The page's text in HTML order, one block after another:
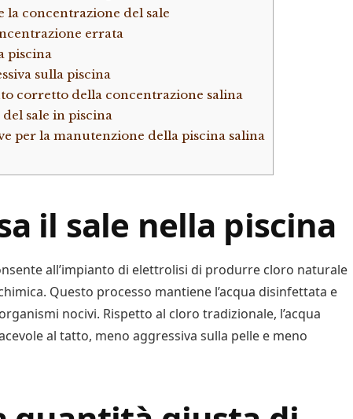
concentrazione del sale
errata
piscina
sulla piscina
corretto della concentrazione salina
sale in piscina
per la manutenzione della piscina salina
il sale nella piscina
all’impianto di elettrolisi di produrre cloro naturale
Questo processo mantiene l’acqua disinfettata e
nocivi. Rispetto al cloro tradizionale, l’acqua
al tatto, meno aggressiva sulla pelle e meno